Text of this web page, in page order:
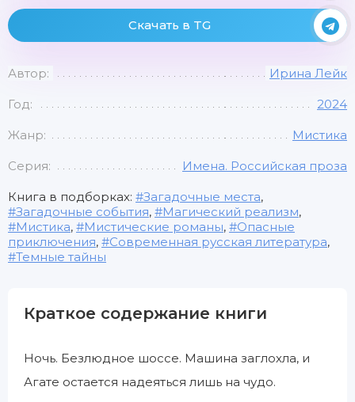
Скачать в TG
Автор: Ирина Лейк
Год: 2024
Жанр: Мистика
Серия: Имена. Российская проза
Книга в подборках: Загадочные места,
Загадочные события, Магический реализм,
Мистика, Мистические романы,
Опасные
приключения, Современная русская литература,
Темные тайны
Краткое содержание книги
Ночь. Безлюдное шоссе. Машина заглохла, и
Агате остается надеяться лишь на чудо.